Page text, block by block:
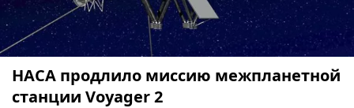
НАСА продлило миссию межпланетной
станции Voyager 2